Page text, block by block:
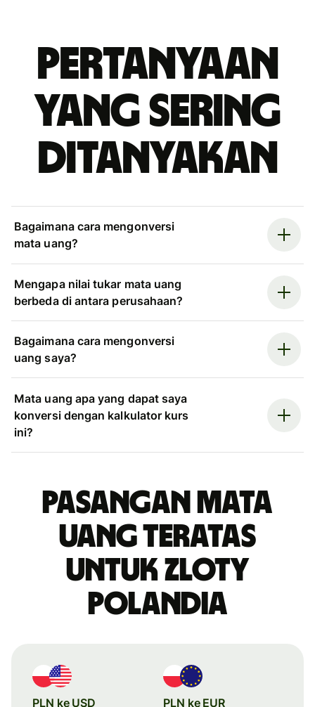
Pertanyaan
yang sering
ditanyakan
Bagaimana cara mengonversi
mata uang?
Mengapa nilai tukar mata uang
berbeda di antara perusahaan?
Bagaimana cara mengonversi
uang saya?
Mata uang apa yang dapat saya
konversi dengan kalkulator kurs
ini?
Pasangan mata
uang teratas
untuk zloty
Polandia
PLN ke USD PLN ke EUR